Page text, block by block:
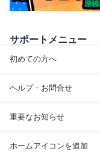
サポートメニュー
初めての方へ
ヘルプ・お問合せ
重要なお知らせ
ホームアイコンを追加